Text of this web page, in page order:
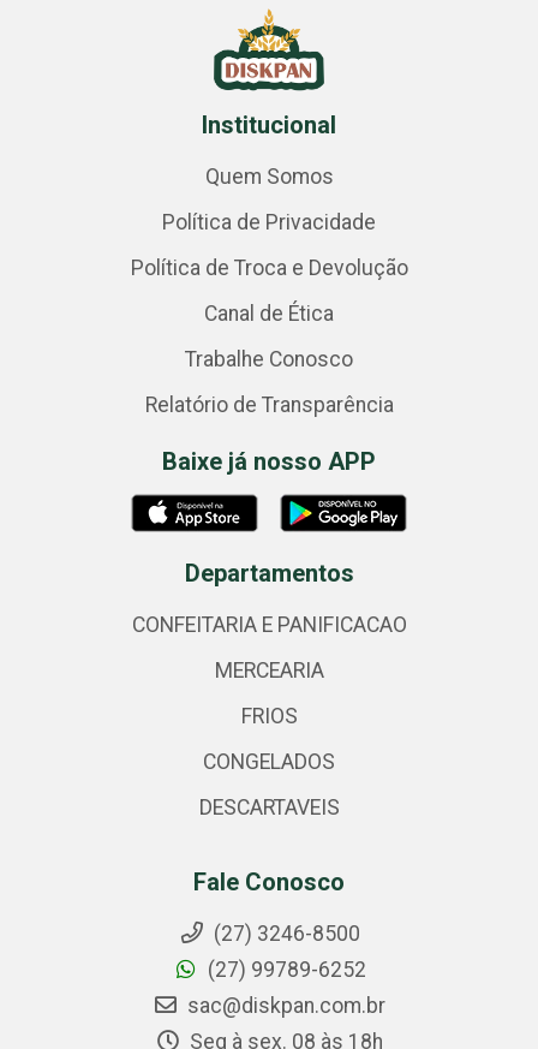
Institucional
Quem Somos
Política de Privacidade
Política de Troca e Devolução
Canal de Ética
Trabalhe Conosco
Relatório de Transparência
Baixe já nosso APP
Departamentos
CONFEITARIA E PANIFICACAO
MERCEARIA
FRIOS
CONGELADOS
DESCARTAVEIS
Fale Conosco
(27) 3246-8500
(27) 99789-6252
sac@diskpan.com.br
Seg à sex. 08 às 18h